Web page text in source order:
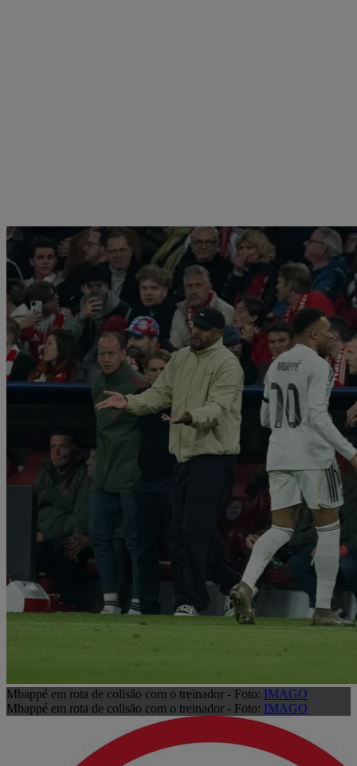
Mbappé em rota de colisão com o treinador - Foto: IMAGO
Mbappé em rota de colisão com o treinador - Foto: IMAGO